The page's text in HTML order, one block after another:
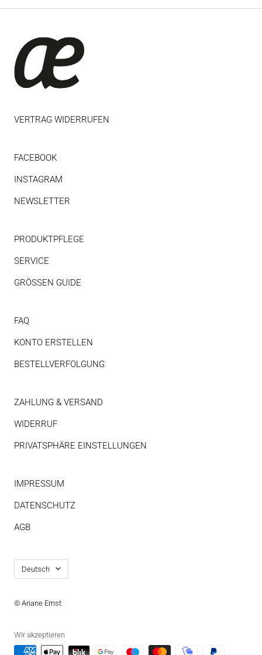
VERTRAG WIDERRUFEN
FACEBOOK
INSTAGRAM
NEWSLETTER
PRODUKTPFLEGE
SERVICE
GRÖSSEN GUIDE
FAQ
KONTO ERSTELLEN
BESTELLVERFOLGUNG
ZAHLUNG & VERSAND
WIDERRUF
PRIVATSPHÄRE EINSTELLUNGEN
IMPRESSUM
DATENSCHUTZ
AGB
Sprache
Deutsch
© Ariane Ernst
Wir akzeptieren